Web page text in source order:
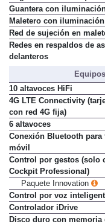
Enganche de remolque
Guantera con iluminación
Maletero con iluminación
Red de sujeción en
Redes en respaldos de
10 altavoces HiFi
4G LTE Connectivity
con red 4G fija)
6 altavoces
Conexión Bluetooth para
móvil
Control por gestos (solo
Cockpit Professional)
Paquete Innovation
Control por voz inteligente
Controlador iDrive